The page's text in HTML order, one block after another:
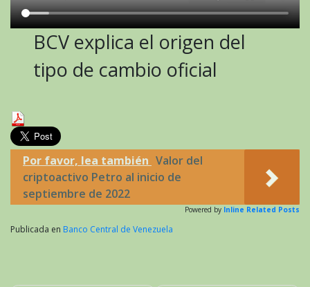
BCV explica el origen del
tipo de cambio oficial
Por favor, lea también Valor del
criptoactivo Petro al inicio de
septiembre de 2022
Powered by Inline Related Posts
Publicada en Banco Central de Venezuela